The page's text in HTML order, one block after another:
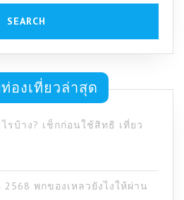
องเที่ยวล่าสุด
รบ้าง? เช็กก่อนใช้สิทธิ เที่ยว
พกของเหลวยังไงให้ผ่าน